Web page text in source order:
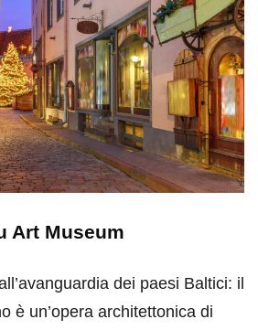
Art Museum
dei paesi Baltici: il
è un’opera architettonica di